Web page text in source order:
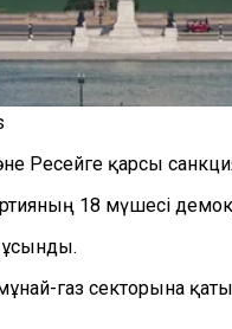
Ресейге қарсы
18 мүшесі
ұсынды.
газ секторына